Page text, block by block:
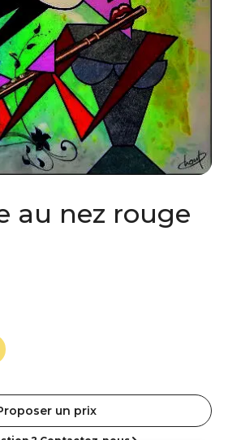
au nez rouge
un prix